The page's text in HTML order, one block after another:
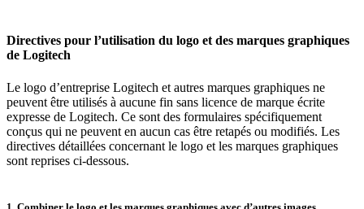
Directives pour l’utilisation du logo et des marques graphiques
de Logitech
Le logo d’entreprise Logitech et autres marques graphiques ne
peuvent être utilisés à aucune fin sans licence de marque écrite
expresse de Logitech. Ce sont des formulaires spécifiquement
conçus qui ne peuvent en aucun cas être retapés ou modifiés. Les
directives détaillées concernant le logo et les marques graphiques
sont reprises ci-dessous.